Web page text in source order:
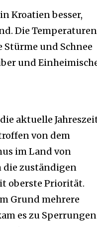
Kroatien besser,
Die Temperaturen
Stürme und Schnee
und
aktuelle
von dem
im Land von
die zuständigen
oberste Priorität.
Grund mehrere
es zu Sperrungen